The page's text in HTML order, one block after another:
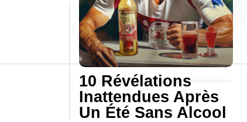
10 Révélations
Inattendues Après
Un Été Sans Alcool